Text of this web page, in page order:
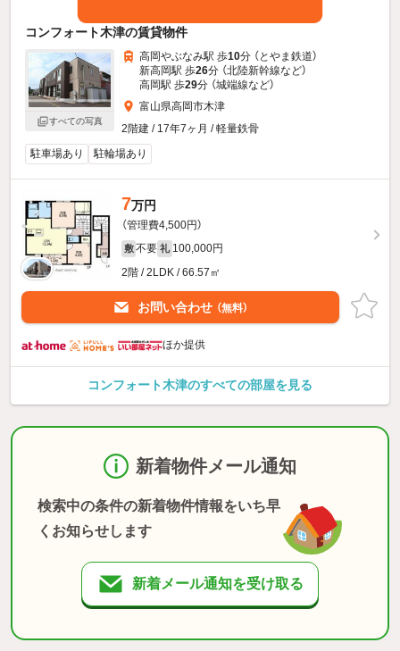
コンフォート木津の賃貸物件
すべての写真
高岡やぶなみ駅 歩10分 （とやま鉄道）
新高岡駅 歩26分 （北陸新幹線など）
高岡駅 歩29分 （城端線など）
富山県高岡市木津
2階建 / 17年7ヶ月 / 軽量鉄骨
駐車場あり
駐輪場あり
7万円
（管理費4,500円）
敷 不要 礼 100,000円
2階 / 2LDK / 66.57㎡
お問い合わせ （無料）
ほか提供
コンフォート木津のすべての部屋を見る
新着物件メール通知
検索中の条件の新着物件情報をいち早
くお知らせします
新着メール通知を受け取る